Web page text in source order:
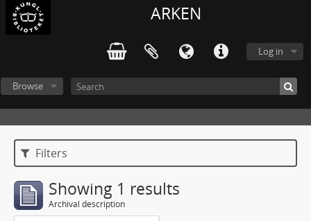
ARKEN
Log in
Browse
Filters
Showing 1 results
Archival description